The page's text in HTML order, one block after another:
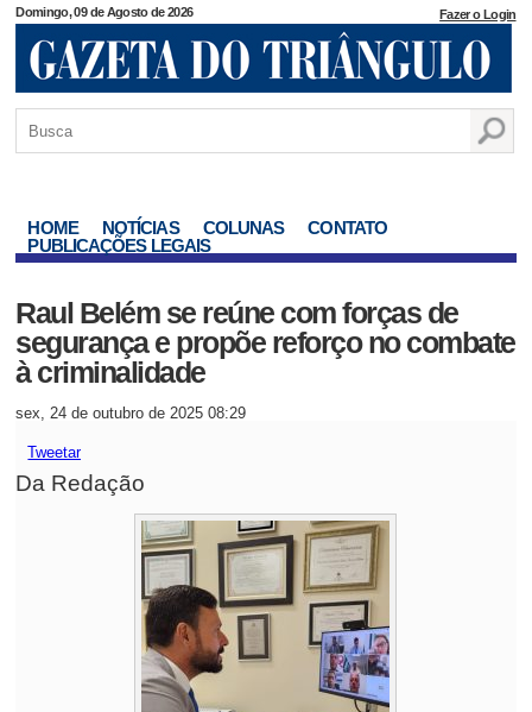
Domingo, 09 de Agosto de 2026 Fazer o Login
HOME NOTÍCIAS COLUNAS
CONTATO
PUBLICAÇÕES LEGAIS
Raul Belém se reúne com forças de
segurança e propõe reforço no combate
à criminalidade
sex, 24 de outubro de 2025 08:29
Tweetar
Da Redação